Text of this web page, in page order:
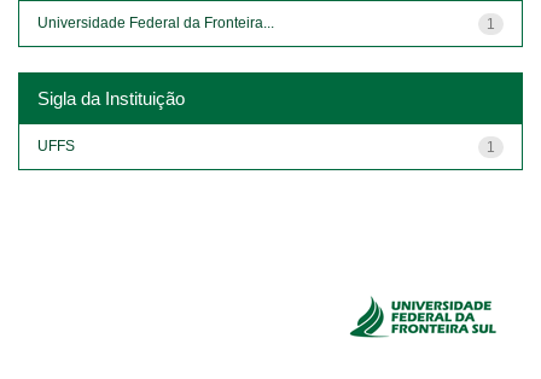
1
Universidade Federal da Fronteira...
Sigla da Instituição
1
UFFS